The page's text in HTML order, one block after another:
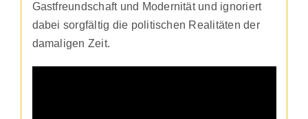
Gastfreundschaft und Modernität und ignoriert
dabei sorgfältig die politischen Realitäten der
damaligen Zeit.